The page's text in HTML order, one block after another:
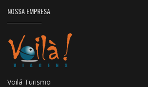
NOSSA EMPRESA
Voilá Turismo